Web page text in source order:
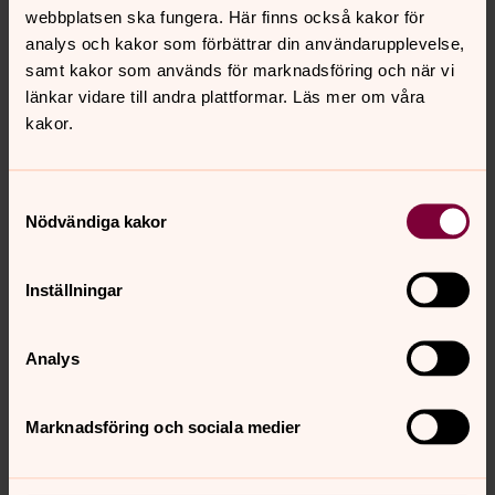
webbplatsen ska fungera. Här finns också kakor för
analys och kakor som förbättrar din användarupplevelse,
samt kakor som används för marknadsföring och när vi
länkar vidare till andra plattformar. Läs mer om våra
kakor.
Nödvändiga kakor
Inställningar
Analys
Marknadsföring och sociala medier
onsdag 2 september 2026·18.30–19.00
Sjölidens kapell
Värmdö församling bjuder in till Sjölidenmässa i
Sjölidens kapell
Gudstjänster och andakter du kan
delta i hemifrån
Här har vi samlat länkar till Sveriges Radio och SVT för
kyrkan.